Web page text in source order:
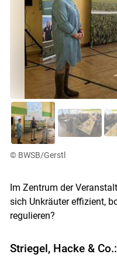
Skip
© BWSB/Gerstl
Im Zentrum der
sich Unkräuter effizient,
regulieren?
Striegel, Hacke &